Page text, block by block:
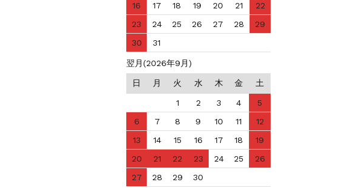
16
17 18 19 20 21
22
23
24 25 26 27 28
29
30
31
翌月(2026年9月)
日 月 火 水 木 金 土
1 2 3 4
5
6
7 8 9 10 11
12
13
14 15 16 17 18
19
20
21 22 23 24 25
26
27
28 29 30